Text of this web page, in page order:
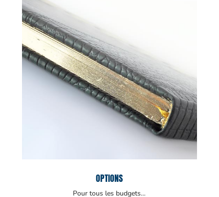
OPTIONS
Pour tous les budgets…